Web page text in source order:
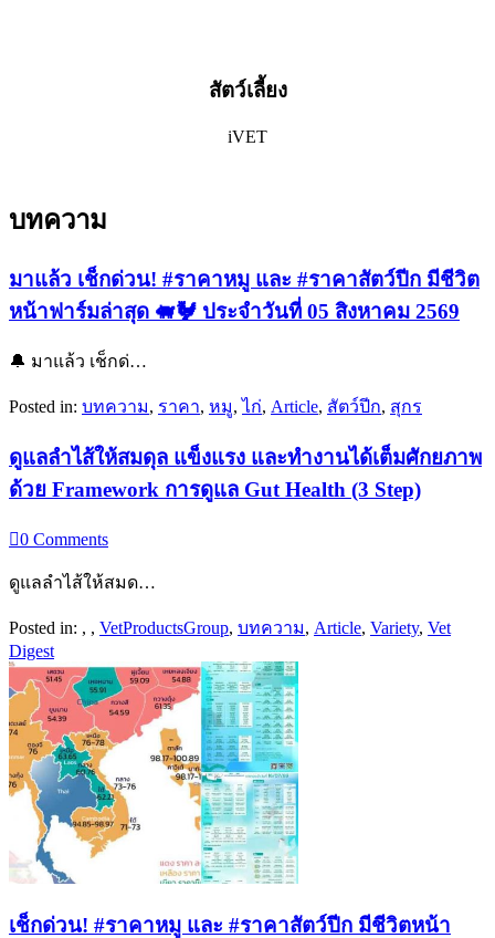
สัตว์เลี้ยง
iVET
บทความ
มาแล้ว เช็กด่วน! #ราคาหมู และ #ราคาสัตว์ปีก มีชีวิต
หน้าฟาร์มล่าสุด 🐖🐓 ประจำวันที่ 05 สิงหาคม 2569
🔔 มาแล้ว เช็กด่…
Posted in: บทความ, ราคา, หมู,ไก่, Article, สัตว์ปีก, สุกร
ดูแลลำไส้ให้สมดุล แข็งแรง และทำงานได้เต็มศักยภาพ​
ด้วย Framework การดูแล Gut Health (3 Step)
0 Comments
ดูแลลำไส้ให้สมด…
Posted in: , , Vet​Products​Group​, บทความ, Article, Variety, Vet
Digest
เช็กด่วน! #ราคาหมู และ #ราคาสัตว์ปีก มีชีวิตหน้า